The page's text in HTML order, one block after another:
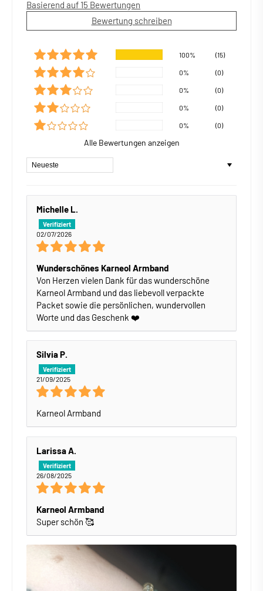
Basierend auf 15 Bewertungen
Bewertung schreiben
100% (15)
0% (0)
0% (0)
0% (0)
0% (0)
Alle Bewertungen anzeigen
Sort by
Michelle L.
02/07/2026
Wunderschönes Karneol Armband
Von Herzen vielen Dank für das wunderschöne
Karneol Armband und das liebevoll verpackte
Packet sowie die persönlichen, wundervollen
Worte und das Geschenk ❤️
Silvia P.
21/09/2025
Karneol Armband
Larissa A.
26/08/2025
Karneol Armband
Super schön 🥰